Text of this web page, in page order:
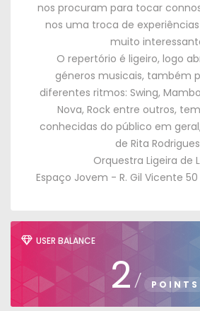
nos procuram para tocar
nos uma troca de
muito
O repertório é ligeiro, logo
géneros musicais, também
diferentes ritmos: Swing,
Nova, Rock entre outros,
conhecidas do público em
de Rita
Orquestra Ligeira de
Espaço Jovem - R. Gil Vicente
USER BALANCE
2/ POINTS